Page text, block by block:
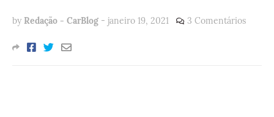
by Redação - CarBlog - janeiro 19, 2021 3 Comentários